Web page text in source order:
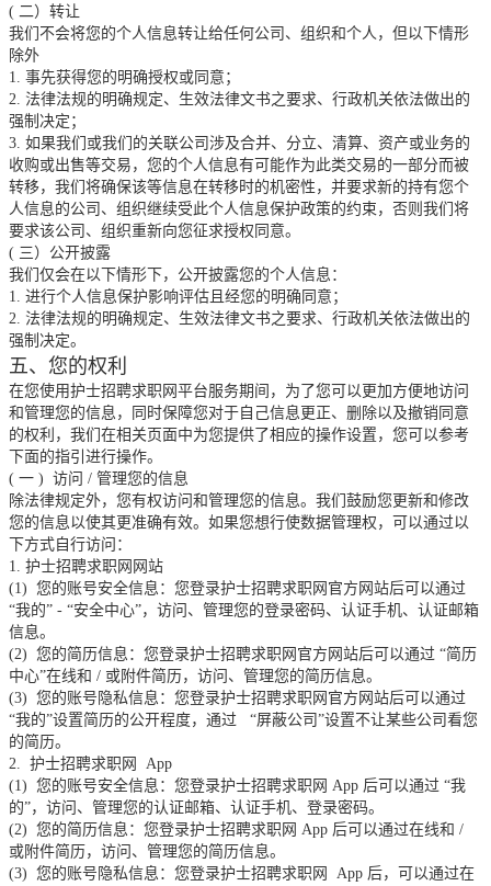
( 二）转让
我们不会将您的个人信息转让给任何公司、组织和个人，但以下情形
除外
1. 事先获得您的明确授权或同意；
2. 法律法规的明确规定、生效法律文书之要求、行政机关依法做出的
强制决定；
3. 如果我们或我们的关联公司涉及合并、分立、清算、资产或业务的
收购或出售等交易，您的个人信息有可能作为此类交易的一部分而被
转移，我们将确保该等信息在转移时的机密性，并要求新的持有您个
人信息的公司、组织继续受此个人信息保护政策的约束，否则我们将
要求该公司、组织重新向您征求授权同意。
( 三）公开披露
我们仅会在以下情形下，公开披露您的个人信息：
1. 进行个人信息保护影响评估且经您的明确同意；
2. 法律法规的明确规定、生效法律文书之要求、行政机关依法做出的
强制决定。
五、您的权利
在您使用护士招聘求职网平台服务期间，为了您可以更加方便地访问
和管理您的信息，同时保障您对于自己信息更正、删除以及撤销同意
的权利，我们在相关页面中为您提供了相应的操作设置，您可以参考
下面的指引进行操作。
( 一 ) 访问 / 管理您的信息
除法律规定外，您有权访问和管理您的信息。我们鼓励您更新和修改
您的信息以使其更准确有效。如果您想行使数据管理权，可以通过以
下方式自行访问：
1. 护士招聘求职网网站
(1) 您的账号安全信息：您登录护士招聘求职网官方网站后可以通过
“我的” - “安全中心”，访问、管理您的登录密码、认证手机、认证邮箱
信息。
(2) 您的简历信息：您登录护士招聘求职网官方网站后可以通过 “简历
中心”在线和 / 或附件简历，访问、管理您的简历信息。
(3) 您的账号隐私信息：您登录护士招聘求职网官方网站后可以通过
“我的”设置简历的公开程度，通过
“屏蔽公司”设置不让某些公司看您
的简历。
2. 护士招聘求职网
App
(1) 您的账号安全信息：您登录护士招聘求职网 App 后可以通过 “我
的”，访问、管理您的认证邮箱、认证手机、登录密码。
(2) 您的简历信息：您登录护士招聘求职网 App 后可以通过在线和 /
或附件简历，访问、管理您的简历信息。
(3) 您的账号隐私信息：您登录护士招聘求职网 App 后，可以通过在